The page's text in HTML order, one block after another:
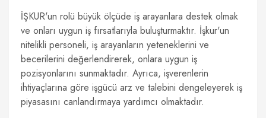
İŞKUR'un rolü büyük ölçüde iş arayanlara destek olmak
ve onları uygun iş fırsatlarıyla buluşturmaktır. İşkur'un
nitelikli personeli, iş arayanların yeteneklerini ve
becerilerini değerlendirerek, onlara uygun iş
pozisyonlarını sunmaktadır. Ayrıca, işverenlerin
ihtiyaçlarına göre işgücü arz ve talebini dengeleyerek iş
piyasasını canlandırmaya yardımcı olmaktadır.